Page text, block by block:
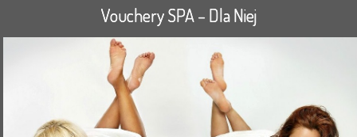
Vouchery SPA – Dla Niej